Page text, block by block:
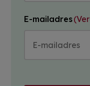
E-mailadres